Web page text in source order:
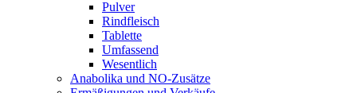
Pulver
Rindfleisch
Tablette
Umfassend
Wesentlich
Anabolika und NO-Zusätze